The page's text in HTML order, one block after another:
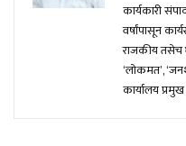
कार्यकारी
वर्षांपासून
राजकीय तसेच
‘लोकमत’,
कार्यालय